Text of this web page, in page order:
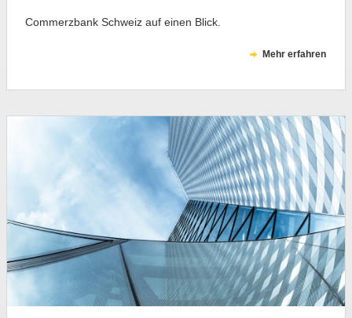
Commerzbank Schweiz auf einen Blick.
Mehr erfahren